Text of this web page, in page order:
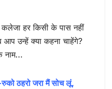
हर किसी के पास नहीं
उन्हें क्या कहना चाहेंगे?
नाम…
ठहरो जरा मैं सोच लूं,